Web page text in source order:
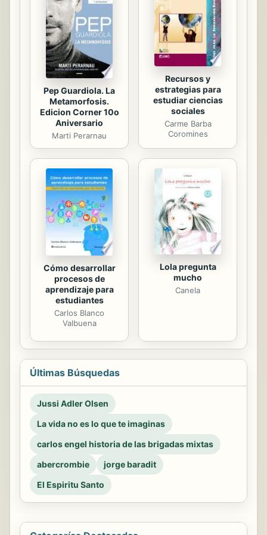
la luz por lo que deberán elegir entre
quedarse en aquel mundo de por
vida o comenzar una cacería donde
ellos son la presa a abatir.
Pep Guardiola. La
Metamorfosis.
Edicion Corner 10o
Aniversario
Marti Perarnau
Recursos y
estrategias para
estudiar ciencias
sociales
Carme Barba
Coromines
Cómo desarrollar
procesos de
aprendizaje para
estudiantes
Carlos Blanco
Valbuena
Lola pregunta
mucho
Canela
Últimas Búsquedas
Jussi Adler Olsen
La vida no es lo que te imaginas
carlos engel historia de las brigadas mixtas
abercrombie
jorge baradit
El Espiritu Santo